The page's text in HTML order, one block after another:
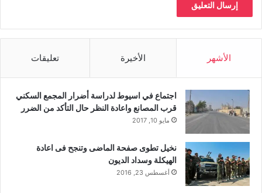
الأشهر الأخيرة تعليقات
اجتماع في اسيوط لدراسة أضرار المجمع السكني
قرب المصانع واعادة النظر حال التأكد من الضرر
مايو 10, 2017
نخيل تطوى صفحة الماضى وتنجح فى اعادة
الهيكلة وسداد الديون
أغسطس 23, 2016